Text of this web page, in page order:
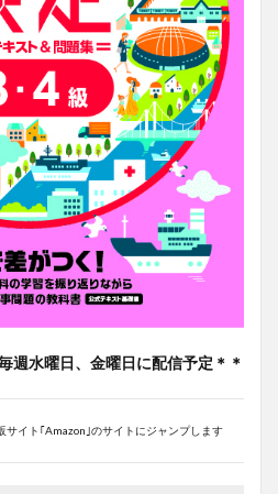
週水曜日、金曜日に配信予定＊＊
イト｢Amazon｣のサイトにジャンプします